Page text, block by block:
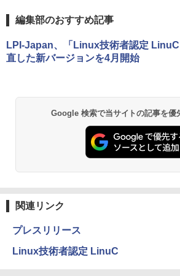
編集部のおすすめ記事
LPI-Japan、「Linux技術者認定
直した新バージョンを4月開始
Google 検索で当サイトの記事を優
関連リンク
プレスリリース
Linux技術者認定 LinuC